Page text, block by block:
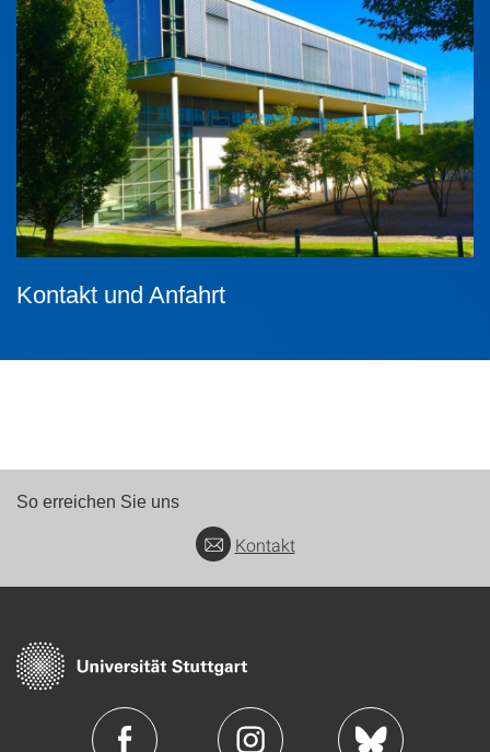
Kontakt und Anfahrt
So erreichen Sie uns
Kontakt